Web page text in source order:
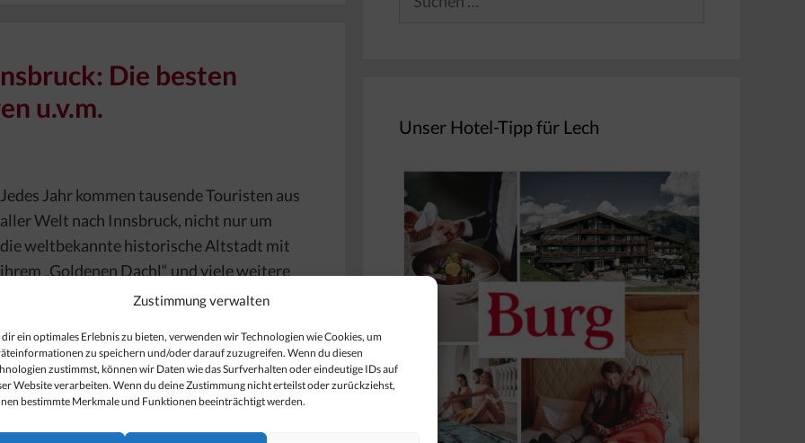
Zustimmung verwalten
dir ein optimales Erlebnis zu bieten, verwenden wir Technologien wie Cookies, um
zu speichern und/oder darauf zuzugreifen. Wenn du diesen
zustimmst, können wir Daten wie das Surfverhalten oder eindeutige IDs auf
Website verarbeiten. Wenn du deine Zustimmung nicht erteilst oder zurückziehst,
bestimmte Merkmale und Funktionen beeinträchtigt werden.
Die besten
u.v.m.
Jedes Jahr kommen tausende Touristen aus
aller Welt nach Innsbruck, nicht nur um
die weltbekannte historische Altstadt mit
ihrem „Goldenen Dachl“ und viele weitere
Sehenswürdigkeiten zu besichtigen, sondern
schönen Alpenstadt zu genießen. Innsbruck
bietet eine große Auswahl an
Shops in den Bereichen Mode,
Unser Hotel-Tipp für Lech